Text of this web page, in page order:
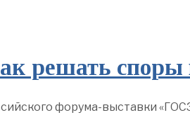
решать споры
форума-выставки